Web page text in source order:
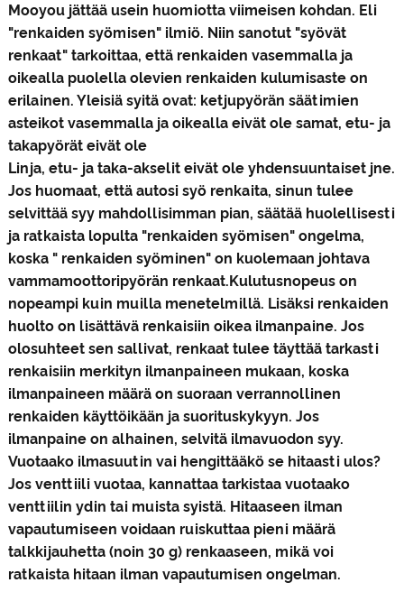
Mooyou jättää usein huomiotta viimeisen kohdan. Eli
"renkaiden syömisen" ilmiö. Niin sanotut "syövät
renkaat" tarkoittaa, että renkaiden vasemmalla ja
oikealla puolella olevien renkaiden kulumisaste on
erilainen. Yleisiä syitä ovat: ketjupyörän säätimien
asteikot vasemmalla ja oikealla eivät ole samat, etu- ja
takapyörät eivät ole
Linja, etu- ja taka-akselit eivät ole yhdensuuntaiset jne.
Jos huomaat, että autosi syö renkaita, sinun tulee
selvittää syy mahdollisimman pian, säätää huolellisesti
ja ratkaista lopulta "renkaiden syömisen" ongelma,
koska " renkaiden syöminen" on kuolemaan johtava
vammamoottoripyörän renkaat.Kulutusnopeus on
nopeampi kuin muilla menetelmillä. Lisäksi renkaiden
huolto on lisättävä renkaisiin oikea ilmanpaine. Jos
olosuhteet sen sallivat, renkaat tulee täyttää tarkasti
renkaisiin merkityn ilmanpaineen mukaan, koska
ilmanpaineen määrä on suoraan verrannollinen
renkaiden käyttöikään ja suorituskykyyn. Jos
ilmanpaine on alhainen, selvitä ilmavuodon syy.
Vuotaako ilmasuutin vai hengittääkö se hitaasti ulos?
Jos venttiili vuotaa, kannattaa tarkistaa vuotaako
venttiilin ydin tai muista syistä. Hitaaseen ilman
vapautumiseen voidaan ruiskuttaa pieni määrä
talkkijauhetta (noin 30 g) renkaaseen, mikä voi
ratkaista hitaan ilman vapautumisen ongelman.